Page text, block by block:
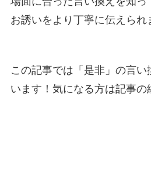
お誘いをより丁寧に伝えられ
この記事では「是非」の言い
います！気になる方は記事の